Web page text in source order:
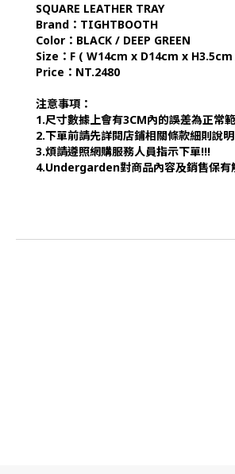
SQUARE LEATHER TRAY
Brand： TIGHTBOOTH
Color：BLACK / DEEP GREEN
Size：F ( W14cm x D14cm x H3.5cm
Price：NT.2480
注意事項：
1.尺寸數據上會有3CM內的誤差為正常
2.下單前請先詳閱店鋪相關條款細則說
3.煩請遵照網購服務人員指示下單!!!
4.Undergarden對商品內容及銷售保有